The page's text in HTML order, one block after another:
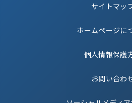
サイトマッ
ホームページに
個人情報保護
お問い合わ